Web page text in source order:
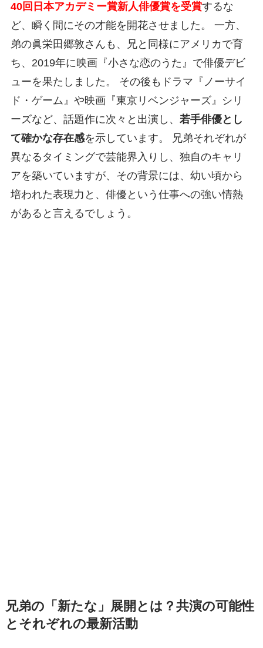
40回日本アカデミー賞新人俳優賞を受賞するな
ど、瞬く間にその才能を開花させました。 一方、
弟の眞栄田郷敦さんも、兄と同様にアメリカで育
ち、2019年に映画『小さな恋のうた』で俳優デビ
ューを果たしました。 その後もドラマ『ノーサイ
ド・ゲーム』や映画『東京リベンジャーズ』シリ
ーズなど、話題作に次々と出演し、 若手俳優とし
て確かな存在感を示しています。 兄弟それぞれが
異なるタイミングで芸能界入りし、独自のキャリ
アを築いていますが、その背景には、幼い頃から
培われた表現力と、俳優という仕事への強い情熱
があると言えるでしょう。
兄弟の「新たな」展開とは？共演の可能性
とそれぞれの最新活動